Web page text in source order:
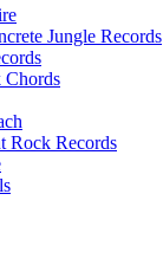
Jungle Records
Chords
Rock Records